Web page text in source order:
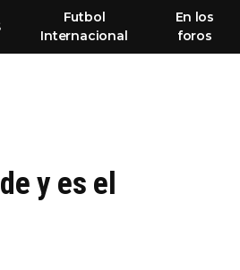
Futbol
Internacional
En los
foros
y es el